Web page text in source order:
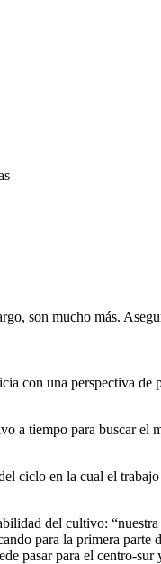
son mucho más.
con una perspectiva
a tiempo para buscar el
ciclo en la cual el
del cultivo:
para la primera parte
pasar para el centro-sur